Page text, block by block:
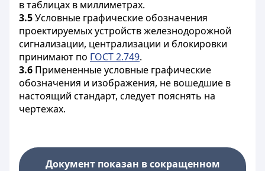
в таблицах в миллиметрах.
3.5Условные графические обозначения
проектируемых устройств железнодорожной
сигнализации, централизации и блокировки
принимают по ГОСТ 2.749.
3.6 Примененные условные графические
обозначения и изображения, не вошедшие в
настоящий стандарт, следует пояснять на
чертежах.
Документ показан в сокращенном